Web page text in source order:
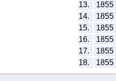
13.
1855
14.
1855
15.
1855
16.
1855
17.
1855
18.
1855